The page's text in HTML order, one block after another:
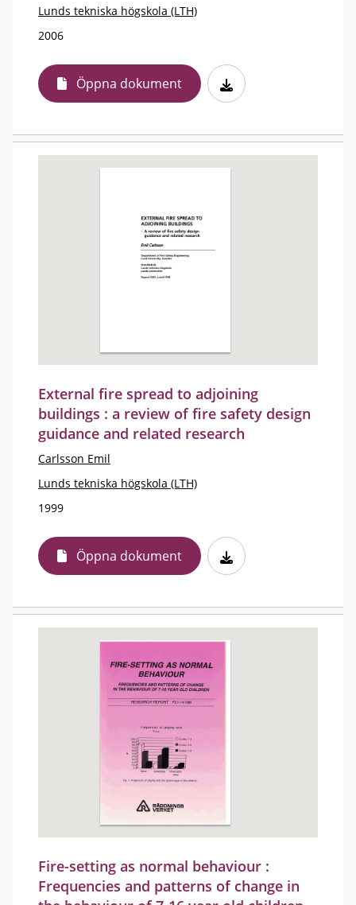
Lunds tekniska högskola (LTH)
2006
Öppna dokument
External fire spread to adjoining
buildings : a review of fire safety design
guidance and related research
Carlsson Emil
Lunds tekniska högskola (LTH)
1999
Öppna dokument
Fire-setting as normal behaviour :
Frequencies and patterns of change in